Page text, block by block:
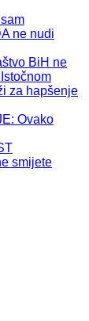
ne nudi
BiH ne
za hapšenje
Ovako
smijete